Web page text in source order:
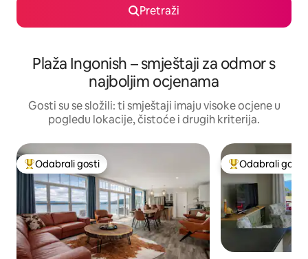
Pretraži
Plaža Ingonish – smještaji za odmor s
najboljim ocjenama
Gosti su se složili: ti smještaji imaju visoke ocjene u
pogledu lokacije, čistoće i drugih kriterija.
Među najviše rangiranima s oznakom „Odabrali gosti”
Odabrali gosti Među najviše
Odabrali gosti